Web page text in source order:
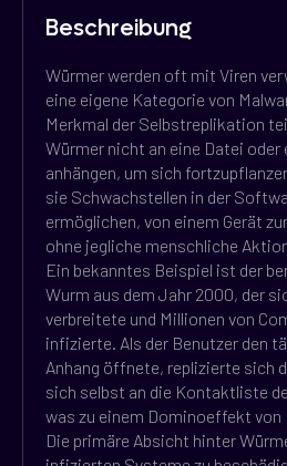
Beschreibung
Würmer werden oft mit Viren
eine eigene Kategorie von
Merkmal der Selbstreplikation
Würmer nicht an eine Datei oder
anhängen, um sich
sie Schwachstellen in der
ermöglichen, von einem Gerät
ohne jegliche menschliche
Ein bekanntes Beispiel ist der
Wurm aus dem Jahr 2000, der
verbreitete und Millionen von
infizierte. Als der Benutzer den
Anhang öffnete, replizierte sich
sich selbst an die Kontaktliste
was zu einem Dominoeffekt
Die primäre Absicht hinter